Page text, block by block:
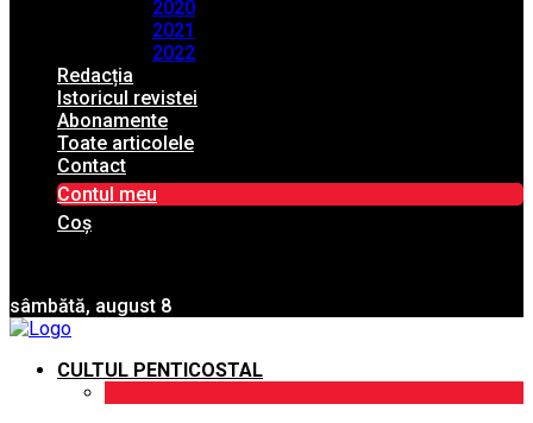
2020
2021
2022
Redacția
Istoricul revistei
Abonamente
Toate articolele
Contact
Contul meu
Coș
sâmbătă, august 8
CULTUL PENTICOSTAL